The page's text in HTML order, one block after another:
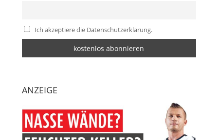
Ich akzeptiere die Datenschutzerklärung.
ANZEIGE